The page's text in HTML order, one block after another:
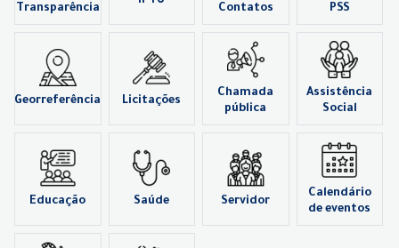
Transparência
Contatos
PSS
Georreferência Licitações
Chamada
pública
Assistência
Social
Educação Saúde Servidor
Calendário
de eventos